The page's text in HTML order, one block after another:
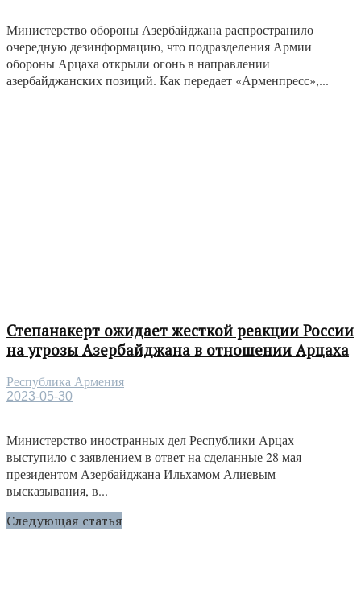
Министерство обороны Азербайджана распространило
очередную дезинформацию, что подразделения Армии
обороны Арцаха открыли огонь в направлении
азербайджанских позиций. Как передает «Арменпресс»,...
Степанакерт ожидает жесткой реакции России
на угрозы Азербайджана в отношении Арцаха
Республика Армения
2023-05-30
Министерство иностранных дел Республики Арцах
выступило с заявлением в ответ на сделанные 28 мая
президентом Азербайджана Ильхамом Алиевым
высказывания, в...
Следующая статья